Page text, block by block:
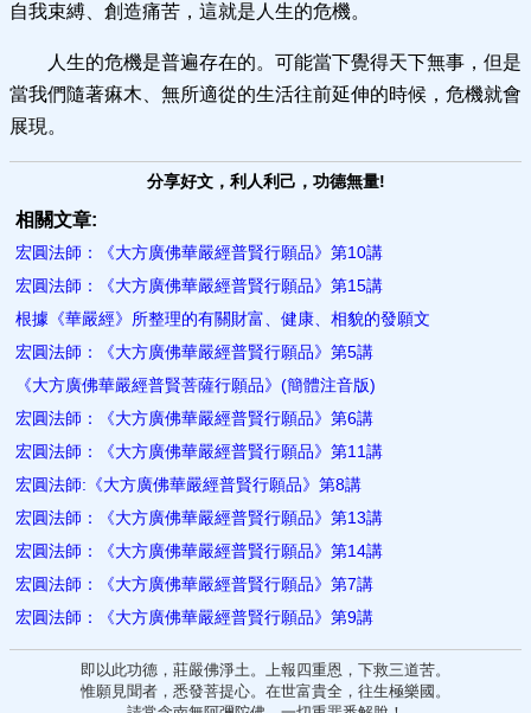
自我束縛、創造痛苦，這就是人生的危機。
人生的危機是普遍存在的。可能當下覺得天下無事，但是
當我們隨著痳木、無所適從的生活往前延伸的時候，危機就會
展現。
分享好文，利人利己，功德無量!
相關文章:
宏圓法師：《大方廣佛華嚴經普賢行願品》第10講
宏圓法師：《大方廣佛華嚴經普賢行願品》第15講
根據《華嚴經》所整理的有關財富、健康、相貌的發願文
宏圓法師：《大方廣佛華嚴經普賢行願品》第5講
《大方廣佛華嚴經普賢菩薩行願品》(簡體注音版)
宏圓法師：《大方廣佛華嚴經普賢行願品》第6講
宏圓法師：《大方廣佛華嚴經普賢行願品》第11講
宏圓法師:《大方廣佛華嚴經普賢行願品》第8講
宏圓法師：《大方廣佛華嚴經普賢行願品》第13講
宏圓法師：《大方廣佛華嚴經普賢行願品》第14講
宏圓法師：《大方廣佛華嚴經普賢行願品》第7講
宏圓法師：《大方廣佛華嚴經普賢行願品》第9講
即以此功德，莊嚴佛淨土。上報四重恩，下救三道苦。
惟願見聞者，悉發菩提心。在世富貴全，往生極樂國。